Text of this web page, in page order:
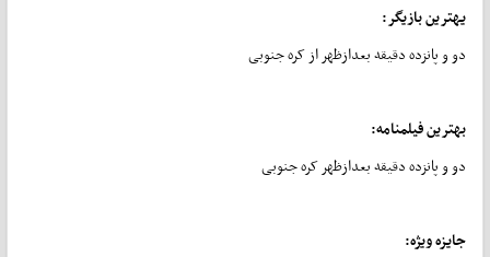
یهترین بازیگر:
دو و پانزده دقیقه بعدازظهر از کره جنوبی
بهترین فیلمنامه:
دو و پانزده دقیقه بعدازظهر کره جنوبی
جایزه ویژه: